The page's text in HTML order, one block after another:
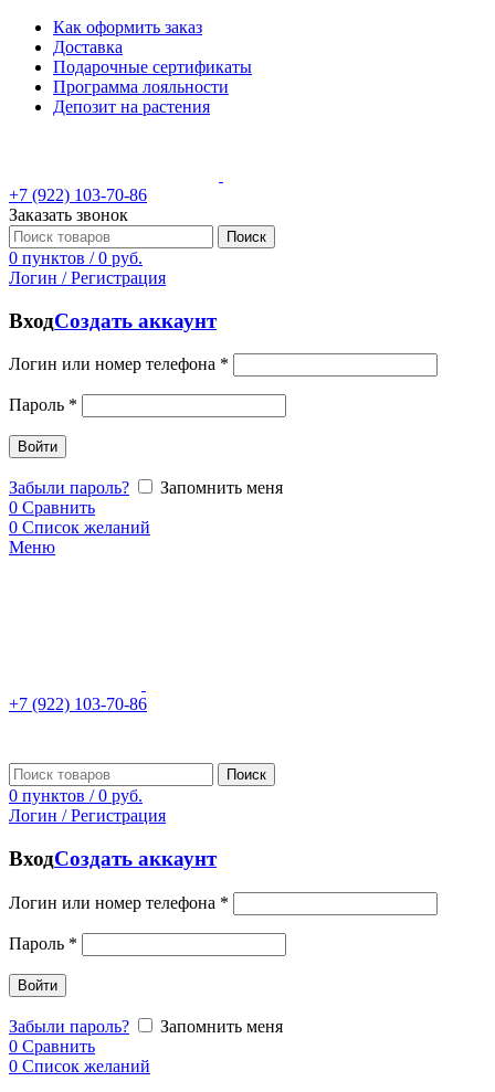
Как оформить заказ
Доставка
Подарочные сертификаты
Программа лояльности
Депозит на растения
+7 (922) 103-70-86
Заказать звонок
Поиск
0 пунктов / 0 руб.
Логин / Регистрация
ВходСоздать аккаунт
Логин или номер телефона *
Пароль *
Войти
Забыли пароль?
Запомнить меня
0 Сравнить
0 Список желаний
Меню
+7 (922) 103-70-86
Поиск
0 пунктов / 0 руб.
Логин / Регистрация
ВходСоздать аккаунт
Логин или номер телефона *
Пароль *
Войти
Забыли пароль?
Запомнить меня
0 Сравнить
0 Список желаний